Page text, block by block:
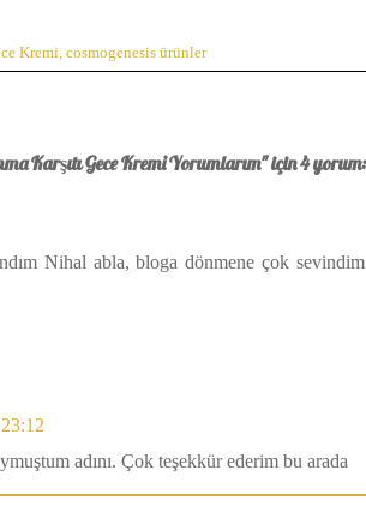
Kremi cosmogenesis ürünler
Karşıtı Gece Kremi Yorumlarım" için 4 yorum:
Nihal abla, bloga dönmene çok
adını. Çok teşekkür ederim bu arada